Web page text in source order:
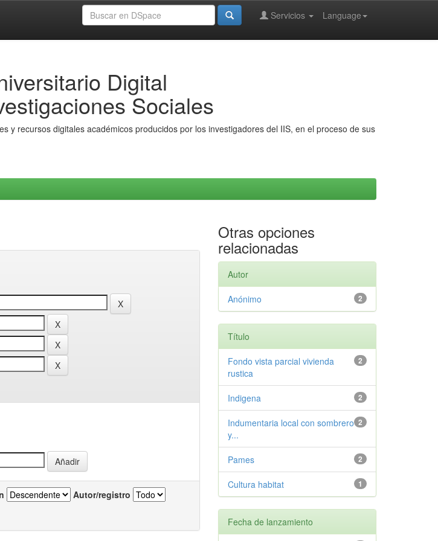
Language
Servicios
Digital
Sociales
y recursos digitales académicos producidos por los investigadores del IIS, en el proceso de sus
Autor/registro
Otras opciones
relacionadas
Autor
2
Anónimo
Título
2
Fondo vista parcial vivienda
rustica
2
Indigena
2
Indumentaria local con sombrero
y...
2
Pames
1
Cultura habitat
Fecha de lanzamiento